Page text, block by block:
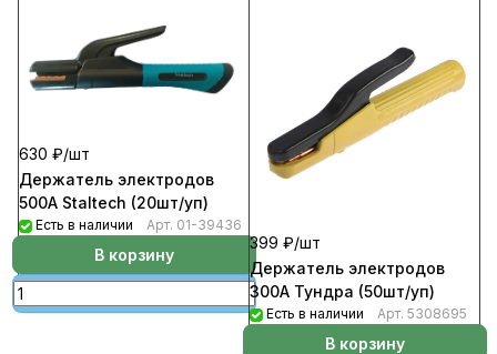
630 ₽/шт
Держатель электродов
500А Staltech (20шт/уп)
Есть в наличии Арт. 01-39436
В корзину
399 ₽/шт
Держатель электродов
300А Тундра (50шт/уп)
Есть в наличии Арт. 5308695
В корзину